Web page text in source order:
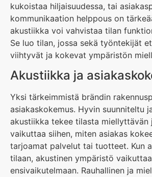
kukoistaa hiljaisuudessa, tai
kommunikaation helppous on
akustiikka voi vahvistaa tilan
Se luo tilan, jossa sekä työntekijät
viihtyvät ja kokevat ympäristön
Akustiikka ja
Yksi tärkeimmistä brändin
asiakaskokemus. Hyvin suunniteltu
akustiikka tekee tilasta miellyttävän
vaikuttaa siihen, miten asiakas
tarjoamat palvelut tai tuotteet. Kun
tilaan, akustinen ympäristö
ensivaikutelmaan. Rauhallinen ja